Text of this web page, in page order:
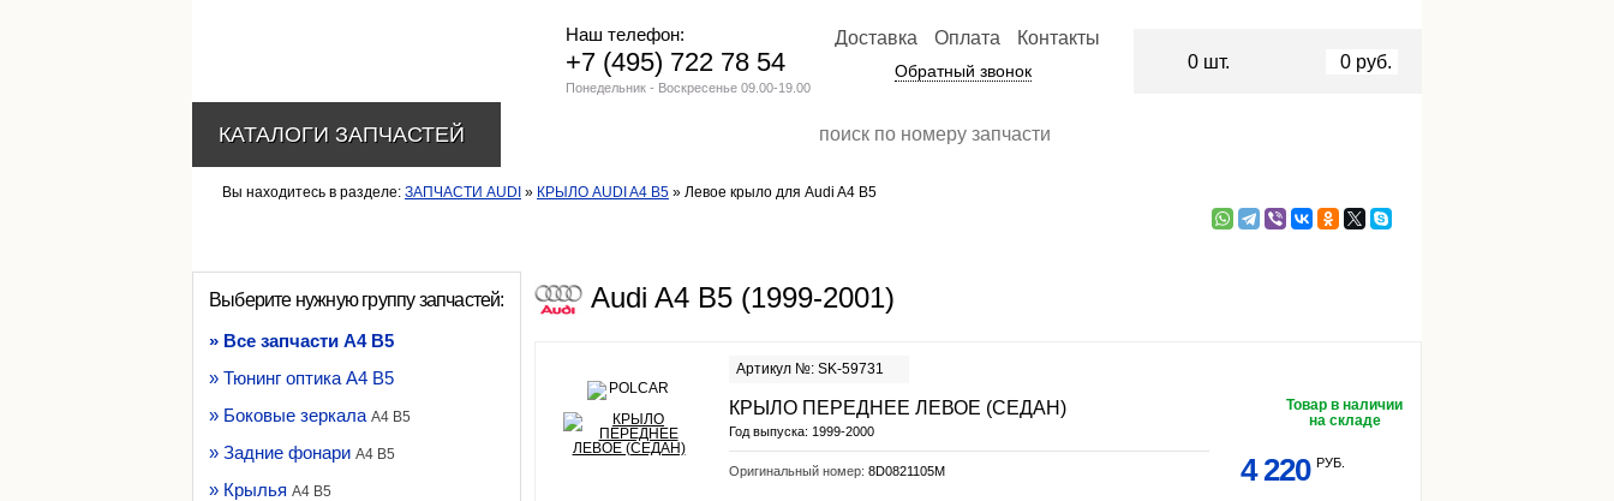
Вы находитесь в разделе: ЗАПЧАСТИ AUDI » КРЫЛО AUDI A4 B5 » Левое крыло для Audi A4 B5
Audi A4 B5 (1999-2001)
Артикул №: SK-59731
КРЫЛО ПЕРЕДНЕЕ ЛЕВОЕ (СЕДАН)
Год выпуска: 1999-2000
Оригинальный номер: 8D0821105M
Товар в наличии
на складе
4 220 РУБ.
Выберите нужную группу запчастей:
» Все запчасти A4 B5
» Тюнинг оптика A4 B5
» Боковые зеркала A4 B5
» Задние фонари A4 B5
» Крылья A4 B5
Наш телефон:
+7 (495) 722 78 54
Понедельник - Воскресенье 09.00-19.00
Доставка Оплата Контакты
Обратный звонок 0 шт. 0 руб.
КАТАЛОГИ ЗАПЧАСТЕЙ